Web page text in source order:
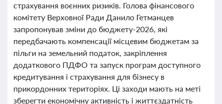
страхування воєнних ризиків. Голова фінансового
комітету Верховної Ради Данило Гетманцев
запропонував зміни до бюджету-2026, які
передбачають компенсації місцевим бюджетам за
пільги на земельний податок, закріплення
додаткового ПДФО та запуск програм доступного
кредитування і страхування для бізнесу в
прикордонних територіях. Ці заходи мають на меті
зберегти економічну активність і життєздатність